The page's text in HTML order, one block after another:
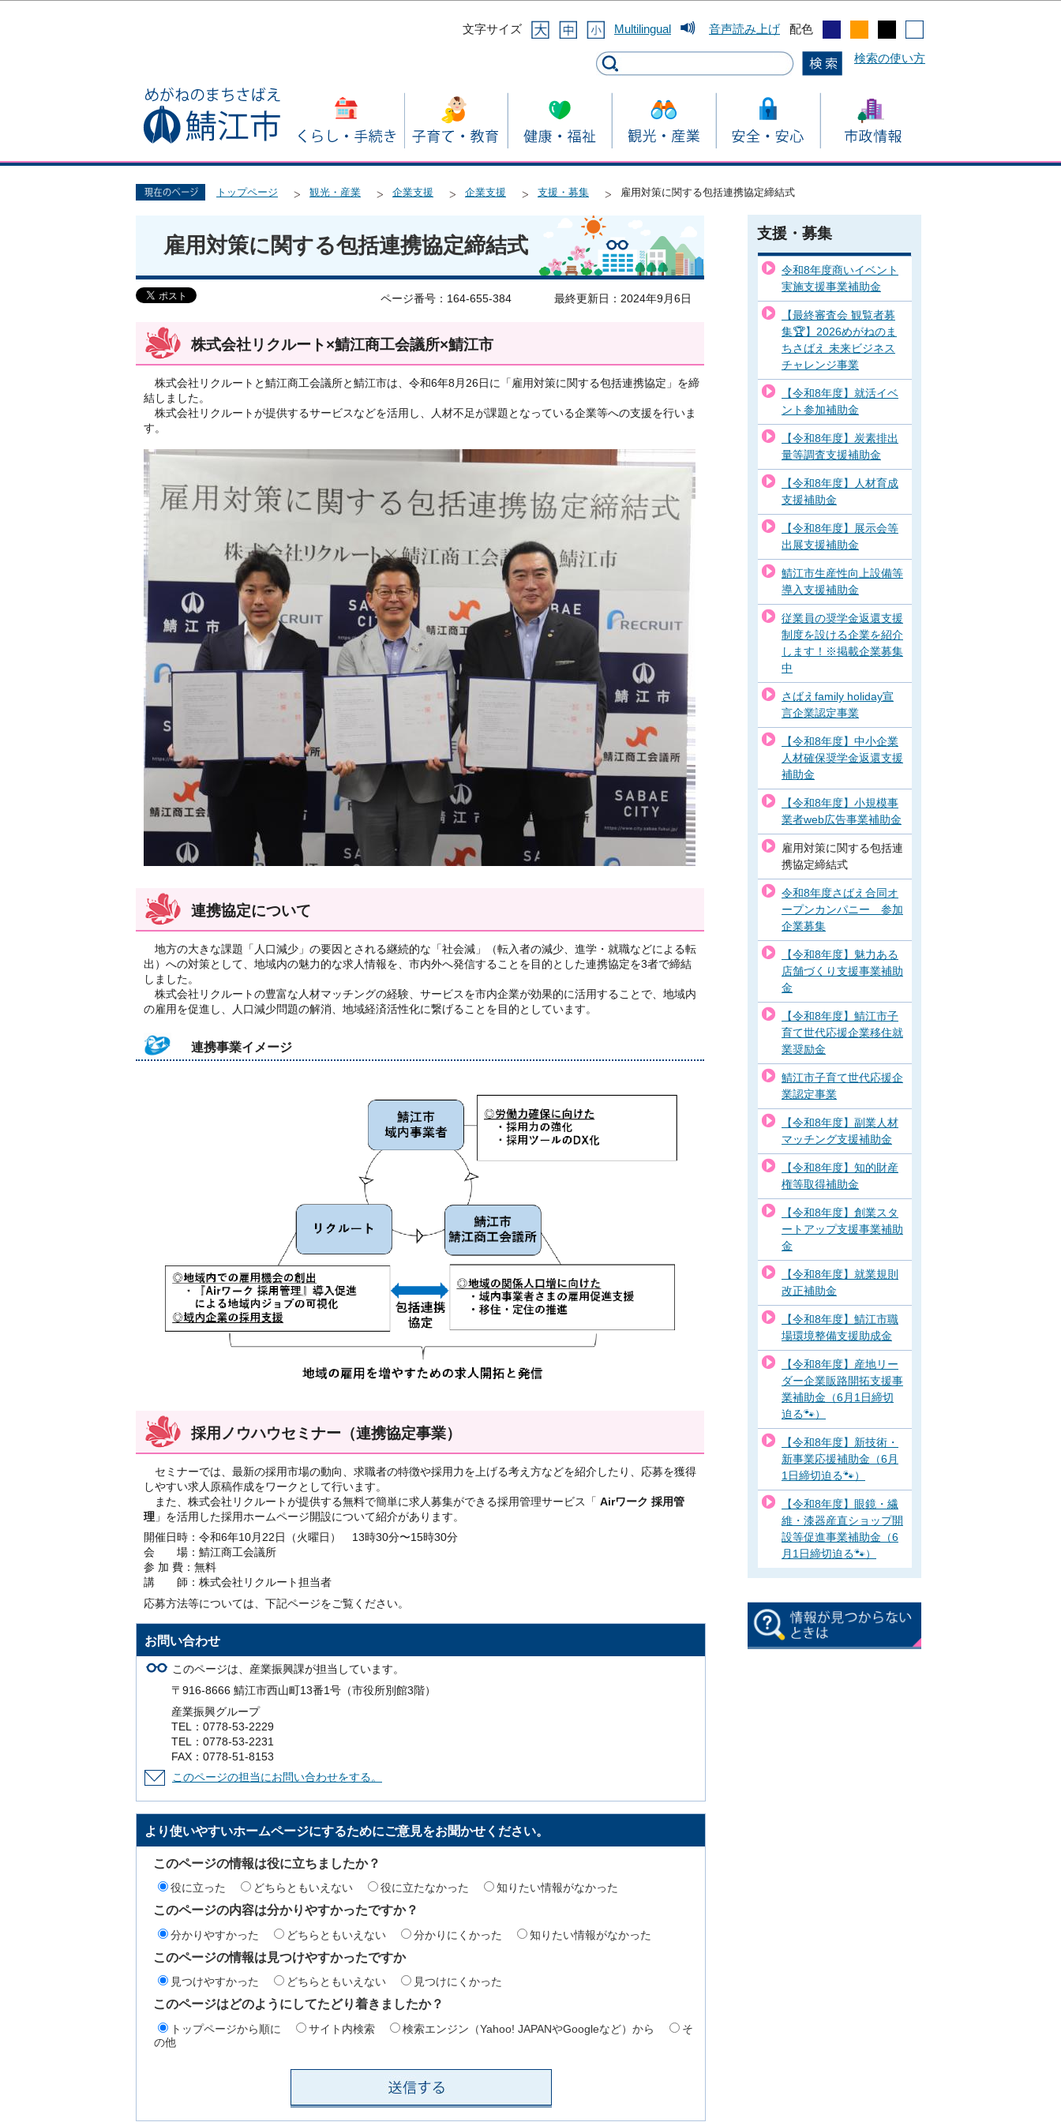
文字サイズ
Multilingual 音声読み上げ 配色
検索の使い方
トップページ 観光・産業 企業支援 企業支援 支援・募集 雇用対策に関する包括連携協定締結式
雇用対策に関する包括連携協定締結式
ページ番号：164-655-384 最終更新日：2024年9月6日
株式会社リクルート×鯖江商工会議所×鯖江市
株式会社リクルートと鯖江商工会議所と鯖江市は、令和6年8月26日に「雇用対策に関する包括連携協定」を締
結しました。
株式会社リクルートが提供するサービスなどを活用し、人材不足が課題となっている企業等への支援を行いま
す。
連携協定について
地方の大きな課題「人口減少」の要因とされる継続的な「社会減」（転入者の減少、進学・就職などによる転
出）への対策として、地域内の魅力的な求人情報を、市内外へ発信することを目的とした連携協定を3者で締結
しました。
株式会社リクルートの豊富な人材マッチングの経験、サービスを市内企業が効果的に活用することで、地域内
の雇用を促進し、人口減少問題の解消、地域経済活性化に繋げることを目的としています。
連携事業イメージ
採用ノウハウセミナー（連携協定事業）
セミナーでは、最新の採用市場の動向、求職者の特徴や採用力を上げる考え方などを紹介したり、応募を獲得
しやすい求人原稿作成をワークとして行います。
また、株式会社リクルートが提供する無料で簡単に求人募集ができる採用管理サービス「 Airワーク 採用管
理 」を活用した採用ホームページ開設について紹介があります。
開催日時：令和6年10月22日（火曜日） 13時30分〜15時30分
会 場：鯖江商工会議所
参 加 費：無料
講 師：株式会社リクルート担当者
応募方法等については、下記ページをご覧ください。
お問い合わせ
このページは、産業振興課が担当しています。
〒916-8666 鯖江市西山町13番1号（市役所別館3階）
産業振興グループ
TEL：0778-53-2229
TEL：0778-53-2231
FAX：0778-51-8153
このページの担当にお問い合わせをする。
より使いやすいホームページにするためにご意見をお聞かせください。
このページの情報は役に立ちましたか？
役に立った どちらともいえない 役に立たなかった 知りたい情報がなかった
このページの内容は分かりやすかったですか？
分かりやすかった どちらともいえない 分かりにくかった 知りたい情報がなかった
このページの情報は見つけやすかったですか
見つけやすかった どちらともいえない 見つけにくかった
このページはどのようにしてたどり着きましたか？
トップページから順に サイト内検索 検索エンジン（Yahoo! JAPANやGoogleなど）から
そ
の他
支援・募集
令和8年度商いイベント
実施支援事業補助金
【最終審査会 観覧者募
集🏆】2026めがねのま
ちさばえ 未来ビジネス
チャレンジ事業
【令和8年度】就活イベ
ント参加補助金
【令和8年度】炭素排出
量等調査支援補助金
【令和8年度】人材育成
支援補助金
【令和8年度】展示会等
出展支援補助金
鯖江市生産性向上設備等
導入支援補助金
従業員の奨学金返還支援
制度を設ける企業を紹介
します！※掲載企業募集
中
さばえfamily holiday宣
言企業認定事業
【令和8年度】中小企業
人材確保奨学金返還支援
補助金
【令和8年度】小規模事
業者web広告事業補助金
雇用対策に関する包括連
携協定締結式
令和8年度さばえ合同オ
ープンカンパニー 参加
企業募集
【令和8年度】魅力ある
店舗づくり支援事業補助
金
【令和8年度】鯖江市子
育て世代応援企業移住就
業奨励金
鯖江市子育て世代応援企
業認定事業
【令和8年度】副業人材
マッチング支援補助金
【令和8年度】知的財産
権等取得補助金
【令和8年度】創業スタ
ートアップ支援事業補助
金
【令和8年度】就業規則
改正補助金
【令和8年度】鯖江市職
場環境整備支援助成金
【令和8年度】産地リー
ダー企業販路開拓支援事
業補助金（6月1日締切
迫る🐾）
【令和8年度】新技術・
新事業応援補助金（6月
1日締切迫る🐾）
【令和8年度】眼鏡・繊
維・漆器産直ショップ開
設等促進事業補助金（6
月1日締切迫る🐾）